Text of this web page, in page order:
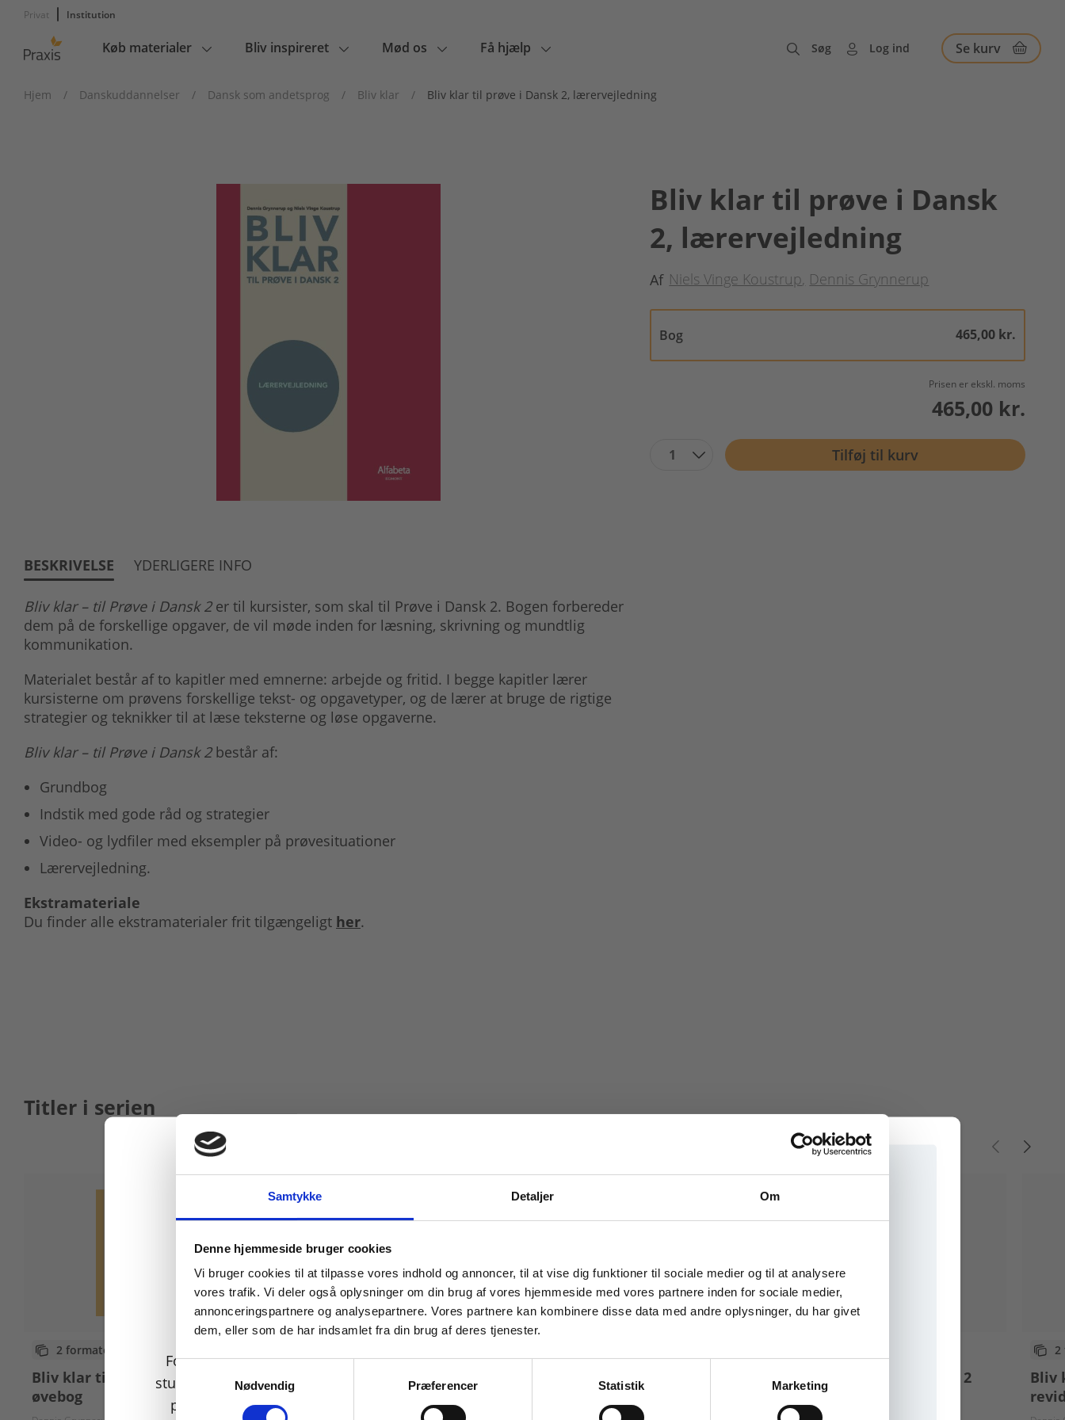
Samtykke Detaljer Om
Denne hjemmeside bruger cookies
Vi bruger cookies til at tilpasse vores indhold og annoncer, til at vise dig funktioner til sociale medier og til at analysere
vores trafik. Vi deler også oplysninger om din brug af vores hjemmeside med vores partnere inden for sociale medier,
annonceringspartnere og analysepartnere. Vores partnere kan kombinere disse data med andre oplysninger, du har givet
dem, eller som de har indsamlet fra din brug af deres tjenester.
Samtykkevalg
Nødvendig
Præferencer Statistik Marketing
Privat Institution
Main
Køb materialer Bliv inspireret Mød os Få hjælp Søg Log ind Se kurv
Hjem / Danskuddannelser / Dansk som andetsprog / Bliv klar / Bliv klar til prøve i Dansk 2, lærervejledning
Bliv klar til prøve i Dansk
2, lærervejledning
Af Niels Vinge Koustrup Dennis Grynnerup
Bog 465,00 kr.
Prisen er ekskl. moms
465,00 kr.
1 Tilføj til kurv
BESKRIVELSE YDERLIGERE INFO
Bliv klar – til Prøve i Dansk 2er til kursister, som skal til Prøve i Dansk 2. Bogen forbereder
dem på de forskellige opgaver, de vil møde inden for læsning, skrivning og mundtlig
kommunikation.
Materialet består af to kapitler med emnerne: arbejde og fritid. I begge kapitler lærer
kursisterne om prøvens forskellige tekst- og opgavetyper, og de lærer at bruge de rigtige
strategier og teknikker til at læse teksterne og løse opgaverne.
Bliv klar – til Prøve i Dansk 2består af:
Grundbog
Indstik med gode råd og strategier
Video- og lydfiler med eksempler på prøvesituationer
Lærervejledning.
Ekstramateriale
Du finder alle ekstramaterialer frit tilgængeligt her.
Titler i serien
2 formater
Bliv klar til prøve i Dansk 3,
øvebog
lærervejledning
Bliv klar til prøve i Dansk 1 Bliv klar til prøve i dansk 2
2
Bliv
Køb læremidler og find masterclasses mm.
For privatkunder og
studerende. Du får vist
priser inkl. moms.
For institutioner og
virksomheder. Du får
vist priser ekskl. moms.
Tilgå dine onlinematerialer